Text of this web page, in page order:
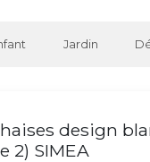
Jardin
design
2) SIMEA